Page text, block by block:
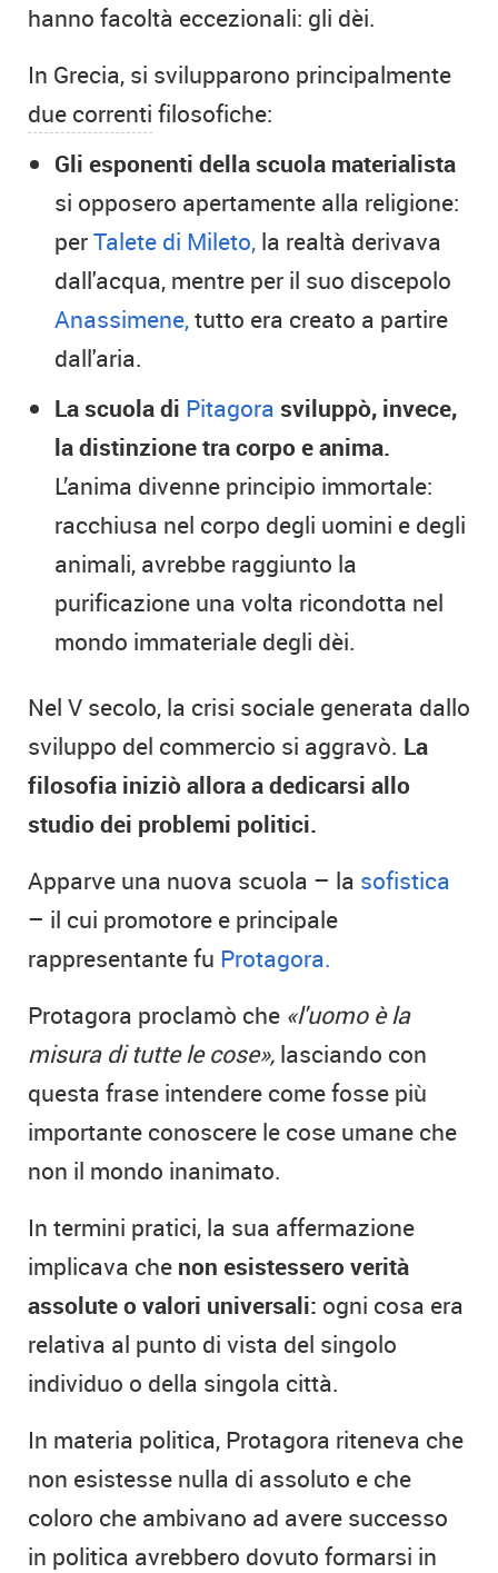
hanno facoltà eccezionali: gli dèi.
In Grecia, si svilupparono principalmente
due correnti filosofiche:
Gli esponenti della scuola materialista
si opposero apertamente alla religione:
perTalete di Mileto, la realtà derivava
dall'acqua, mentre per il suo discepolo
Anassimene,tutto era creato a partire
dall'aria.
La scuola di Pitagora sviluppò, invece,
la distinzione tra corpo e anima.
L’anima divenne principio immortale:
racchiusa nel corpo degli uomini e degli
animali, avrebbe raggiunto la
purificazione una volta ricondotta nel
mondo immateriale degli dèi.
Nel V secolo, la crisi sociale generata dallo
sviluppo del commercio si aggravò. La
filosofia iniziò allora a dedicarsi allo
studio dei problemi politici.
Apparve una nuova scuola – la sofistica
– il cui promotore e principale
rappresentante fu Protagora.
Protagora proclamò che «l'uomo è la
misura di tutte le cose», lasciando con
questa frase intendere come fosse più
importante conoscere le cose umane che
non il mondo inanimato.
In termini pratici, la sua affermazione
implicava che non esistessero verità
assolute o valori universali: ogni cosa era
relativa al punto di vista del singolo
individuo o della singola città.
In materia politica, Protagora riteneva che
non esistesse nulla di assoluto e che
coloro che ambivano ad avere successo
in politica avrebbero dovuto formarsi in